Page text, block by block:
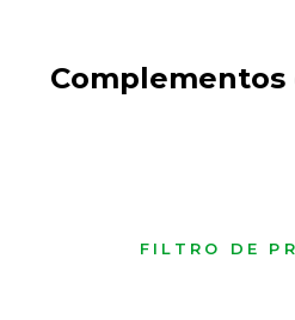
Complementos
FILTRO DE